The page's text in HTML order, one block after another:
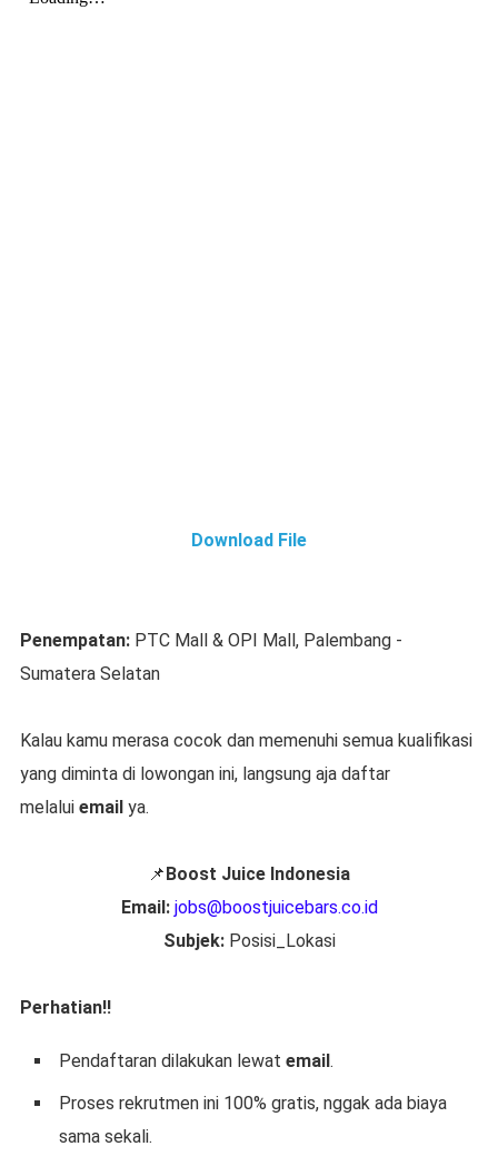
Download File
Penempatan:PTC Mall & OPI Mall, Palembang -
Sumatera Selatan
Kalau kamu merasa cocok dan memenuhi semua kualifikasi
yang diminta di lowongan ini, langsung aja daftar
melalui email ya.
📌Boost Juice Indonesia
Email: jobs@boostjuicebars.co.id
Subjek: Posisi_Lokasi
Perhatian!!
Pendaftaran dilakukan lewat email.
Proses rekrutmen ini 100% gratis, nggak ada biaya
sama sekali.